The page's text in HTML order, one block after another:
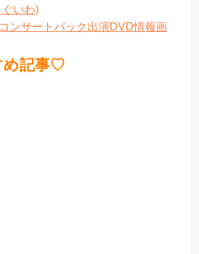
いわ)
ンサートバック出演DVD情報画
め記事♡